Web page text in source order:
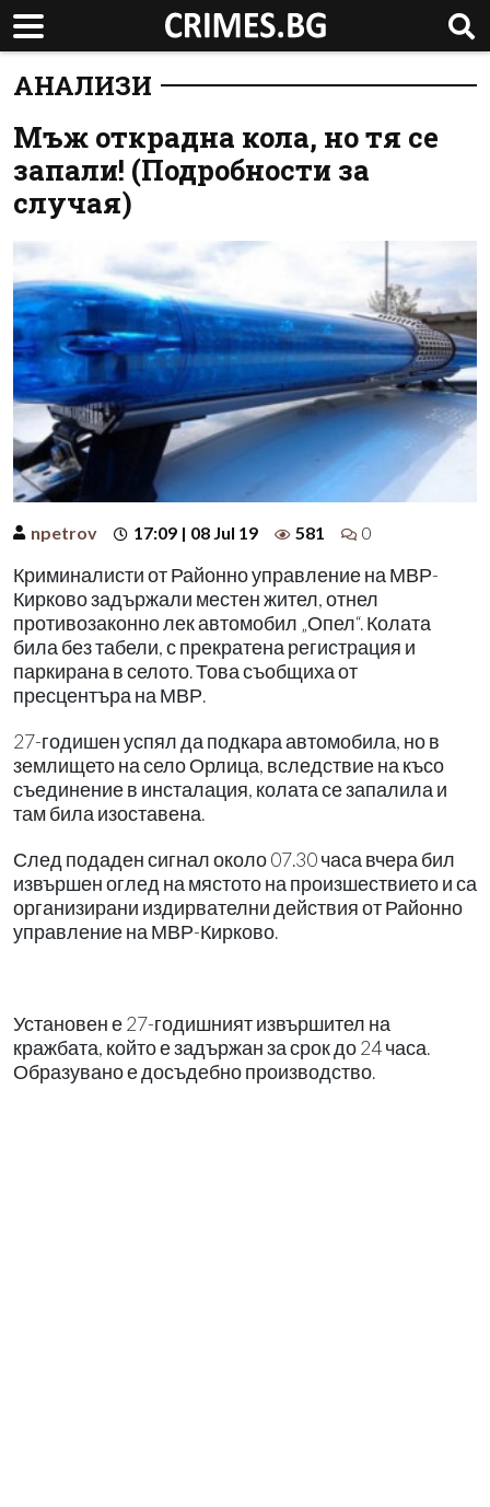
АНАЛИЗИ
Мъж открадна кола, но тя се
запали! (Подробности за
случая)
npetrov 17:09 | 08 Jul 19 581 0
Криминалисти от Районно управление на МВР-
Кирково задържали местен жител, отнел
противозаконно лек автомобил „Опел“. Колата
била без табели, с прекратена регистрация и
паркирана в селото. Това съобщиха от
пресцентъра на МВР.
27-годишен успял да подкара автомобила, но в
землището на село Орлица, вследствие на късо
съединение в инсталация, колата се запалила и
там била изоставена.
След подаден сигнал около 07.30 часа вчера бил
извършен оглед на мястото на произшествието и са
организирани издирвателни действия от Районно
управление на МВР-Кирково.
Установен е 27-годишният извършител на
кражбата, който е задържан за срок до 24 часа.
Образувано е досъдебно производство.